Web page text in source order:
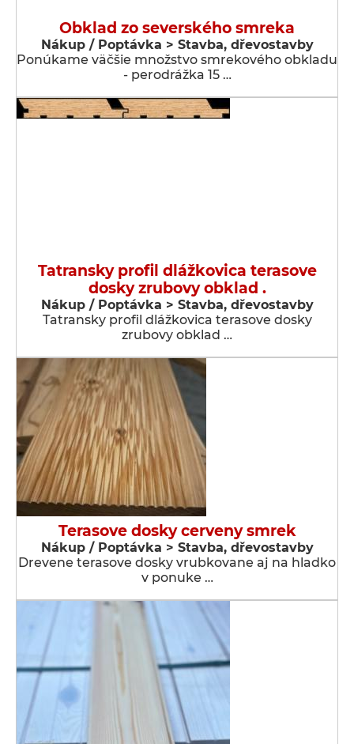
Obklad zo severského smreka
Nákup / Poptávka > Stavba, dřevostavby
Ponúkame väčšie množstvo smrekového obkladu
- perodrážka 15 …
Tatransky profil dlážkovica terasove
dosky zrubovy obklad .
Nákup / Poptávka > Stavba, dřevostavby
Tatransky profil dlážkovica terasove dosky
zrubovy obklad …
Terasove dosky cerveny smrek
Nákup / Poptávka > Stavba, dřevostavby
Drevene terasove dosky vrubkovane aj na hladko
v ponuke …